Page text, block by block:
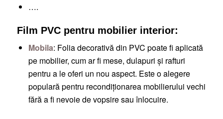
….
Film PVC pentru mobilier interior:
Mobila: Folia decorativă din PVC poate fi aplicată
pe mobilier, cum ar fi mese, dulapuri și rafturi
pentru a le oferi un nou aspect. Este o alegere
populară pentru recondiționarea mobilierului vechi
fără a fi nevoie de vopsire sau înlocuire.